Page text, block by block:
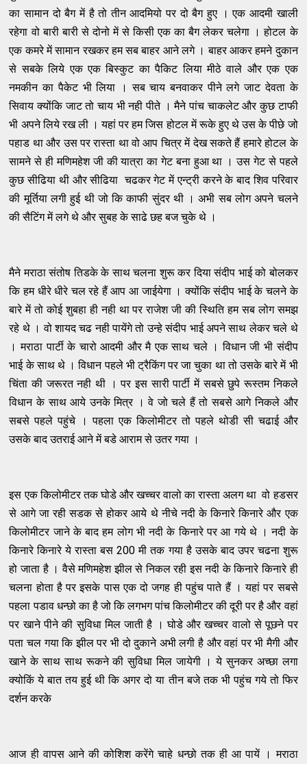
का सामान दो बैग में है तो तीन आदमियो पर दो बैग हुए । एक आदमी खाली
रहेगा वो बारी बारी से दोनो में से किसी एक का बैग लेकर चलेगा । होटल के
एक कमरे में सामान रखकर हम सब बाहर आने लगे । बाहर आकर हमने दुकान
से सबके लिये एक एक बिस्कुट का पैकिट लिया मीठे वाले और एक एक
नमकीन का पैकेट भी लिया । सब चाय बनवाकर पीने लगे जाट देवता के
सिवाय क्योंकि जाट तो चाय भी नही पीते । मैने पांच चाकलेट और कुछ टाफी
भी अपने लिये रख ली । यहां पर हम जिस होटल में रूके हुए थे उस के पीछे जो
पहाड था और उस पर रास्ता था वो आप चित्र में देख सकते हैं हमारे होटल के
सामने से ही मणिमहेश जी की यात्रा का गेट बना हुआ था । उस गेट से पहले
कुछ सीढिया थी और सीढिया चढकर गेट में एन्ट्री करने के बाद शिव परिवार
की मूर्तिया लगी हुई थी जो कि काफी सुंदर थी । अभी सब लोग अपने चलने
की सैटिंग में लगे थे और सुबह के साढे छह बज चुके थे ।
मैने मराठा संतोष तिडके के साथ चलना शुरू कर दिया संदीप भाई को बोलकर
कि हम धीरे धीरे चल रहे हैं आप आ जाईयेगा । क्योंकि​ संदीप भाई के चलने के
बारे में तो कोई शुबहा ही नही था पर राजेश जी की स्थिति हम सब लोग समझ
रहे थे । वो शायद चढ नही पायेंगे तो उन्हे संदीप भाई अपने साथ लेकर चले थे
। मराठा पार्टी के चारो आदमी और मै एक साथ चले । विधान जी भी संदीप
भाई के सा​थ थे । विधान पहले भी ट्रैकिंग पर जा चुका था तो उसके बारे में ​भी
चिंता की जरूरत नही थी । पर इस सारी पार्टी में सबसे छुपे रूस्तम निकले
विधान के साथ आये उनके मित्र । वे जो चले हैं तो सबसे आगे निकले और
सबसे पहले पहुंचे । पहला एक किलोमीटर तो पहले थोडी सी चढाई और
उसके बाद उतराई आने में बडे आराम से उतर गया ।
इस एक किलोमीटर तक घोडे और खच्चर वालो का रास्ता अलग था वो हडसर
से आगे जा रही सडक से होकर आये थे नीचे नदी के किनारे किनारे और एक
किलोमीटर जाने के बाद हम लोग भी नदी के किनारे पर आ गये थे । नदी के
किनारे किनारे ये रास्ता बस 200 मी तक गया है उसके बाद उपर चढना शुरू
हो जाता है । वैसे मणिमहेश झील से निकल रही इस नदी के किनारे किनारे ही
चलना होता है पर इसके पास एक दो जगह ही पहुंच पाते हैं । यहां पर सबसे
पहला पडाव धन्छो का है जो कि लगभग पांच किलोमीटर की दूरी पर है और वहां
पर खाने पीने की सुविधा मिल जाती है । घोडे और खच्चर वालो से पूछने पर
पता चल गया कि झील पर भी दो दुकाने अभी लगी है और वहां पर भी मैगी और
खाने के साथ साथ रूकने की सुविधा मिल जायेगी । ये सुनकर अच्छा लगा
क्योकिं ये बात तय हुई थी कि अगर दो या तीन बजे तक भी पहुंच गये तो फिर
दर्शन करके
आज ही वापस आने की कोशिश करेंगे चाहे धन्छो तक ही आ पायें । मराठा